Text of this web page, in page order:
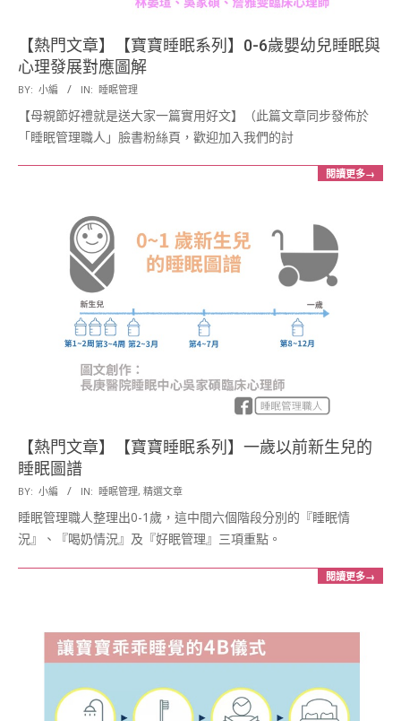
協
會
【熱門文章】【寶寶睡眠系列】0-6歲嬰幼兒睡眠與
心理發展對應圖解
2017-
05-
12
BY: 小編 IN: 睡眠管理
【母親節好禮就是送大家一篇實用好文】（此篇文章同步發佈於
「睡眠管理職人」臉書粉絲頁，歡迎加入我們的討
閱讀更多→
【熱門文章】【寶寶睡眠系列】一歲以前新生兒的
睡眠圖譜
2017-
03-
01
BY: 小編 IN: 睡眠管理, 精選文章
睡眠管理職人整理出0-1歲，這中間六個階段分別的『睡眠情
況』、『喝奶情況』及『好眠管理』三項重點。
閱讀更多→